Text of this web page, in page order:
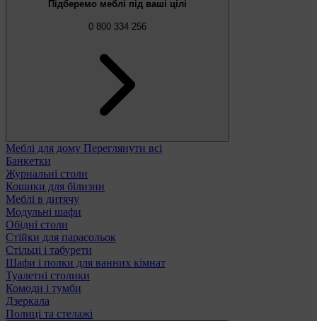
Підберемо меблі під ваші цілі
0 800 334 256
Меблі для дому Переглянути всі
Банкетки
Журнальні столи
Кошики для білизни
Меблі в дитячу
Модульні шафи
Обідні столи
Стійки для парасольок
Стільці і табурети
Шафи і полки для ванних кімнат
Туалетні столики
Комоди і тумби
Дзеркала
Полиці та стелажі